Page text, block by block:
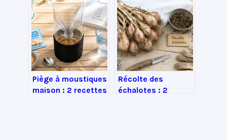
et précautions à
connaître
neutraliser les
toxines invisibles
Piège à moustiques
maison : 2 recettes
Récolte des
échalotes : 2